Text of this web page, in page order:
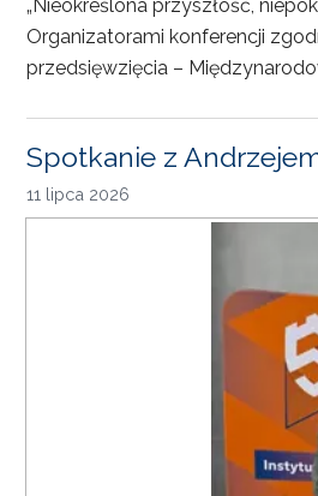
„Nieokreślona przyszłość,
Organizatorami konferencji
przedsięwzięcia –
Spotkanie z
11 lipca 2026